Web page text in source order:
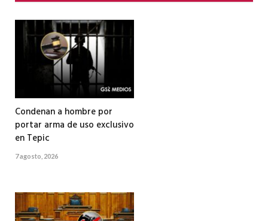
Condenan a hombre por
portar arma de uso exclusivo
en Tepic
7 agosto, 2026